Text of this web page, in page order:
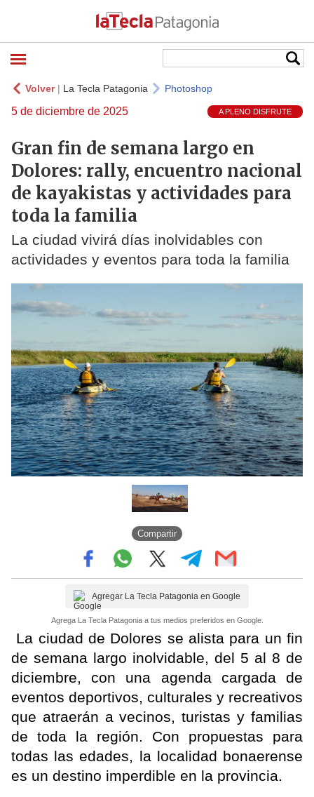
Volver| La Tecla Patagonia Photoshop
5 de diciembre de 2025 A PLENO DISFRUTE
Gran fin de semana largo en
Dolores: rally, encuentro nacional
de kayakistas y actividades para
toda la familia
La ciudad vivirá días inolvidables con
actividades y eventos para toda la familia
Compartir
Agregar La Tecla Patagonia en Google
Agrega La Tecla Patagonia a tus medios preferidos en Google.
La ciudad de Dolores se alista para un fin
de semana largo inolvidable, del 5 al 8 de
diciembre, con una agenda cargada de
eventos deportivos, culturales y recreativos
que atraerán a vecinos, turistas y familias
de toda la región. Con propuestas para
todas las edades, la localidad bonaerense
es un destino imperdible en la provincia.